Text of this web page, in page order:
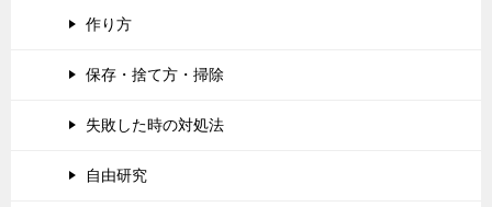
作り方
保存・捨て方・掃除
失敗した時の対処法
自由研究